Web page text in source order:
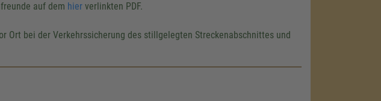
auf dem hier verlinkten PDF.
Ort bei der Verkehrssicherung des stillgelegten Streckenabschnittes und